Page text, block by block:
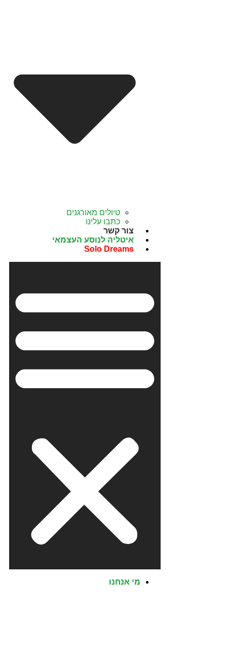
טיולים מאורגנים
כתבו עלינו
צור קשר
איטליה לנוסע העצמאי
Solo Dreams
מי אנחנו